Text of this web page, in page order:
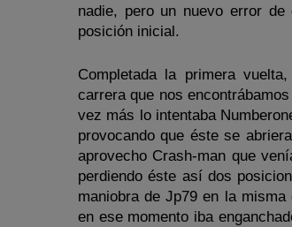
nadie, pero un nuevo error
posición inicial.
Completada la primera
carrera que nos
vez más lo intentaba
provocando que éste se
aprovecho Crash-man que
perdiendo éste así dos
maniobra de Jp79 en la
en ese momento iba